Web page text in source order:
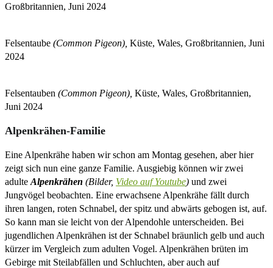
Großbritannien, Juni 2024
Felsentaube (Common Pigeon), Küste, Wales, Großbritannien, Juni
2024
Felsentauben (Common Pigeon), Küste, Wales, Großbritannien,
Juni 2024
Alpenkrähen-Familie
Eine Alpenkrähe haben wir schon am Montag gesehen, aber hier
zeigt sich nun eine ganze Familie. Ausgiebig können wir zwei
adulte Alpenkrähen (Bilder, Video auf Youtube) und zwei
Jungvögel beobachten. Eine erwachsene Alpenkrähe fällt durch
ihren langen, roten Schnabel, der spitz und abwärts gebogen ist, auf.
So kann man sie leicht von der Alpendohle unterscheiden. Bei
jugendlichen Alpenkrähen ist der Schnabel bräunlich gelb und auch
kürzer im Vergleich zum adulten Vogel. Alpenkrähen brüten im
Gebirge mit Steilabfällen und Schluchten, aber auch auf